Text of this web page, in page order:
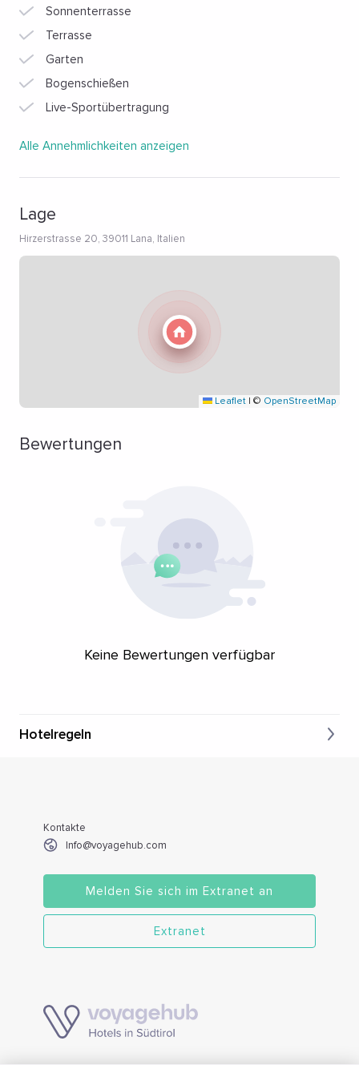
Sonnenterrasse
Terrasse
Garten
Bogenschießen
Live-Sportübertragung
Alle Annehmlichkeiten anzeigen
Lage
Hirzerstrasse 20, 39011 Lana, Italien
Leaflet | © OpenStreetMap
Bewertungen
Keine Bewertungen verfügbar
Hotelregeln
Kontakte
Info@voyagehub.com
Melden Sie sich im Extranet an
Extranet